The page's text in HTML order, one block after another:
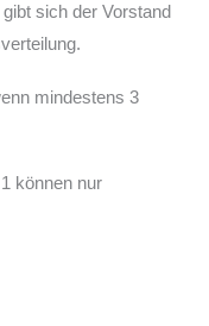
sich der Vorstand
mindestens 3
können nur